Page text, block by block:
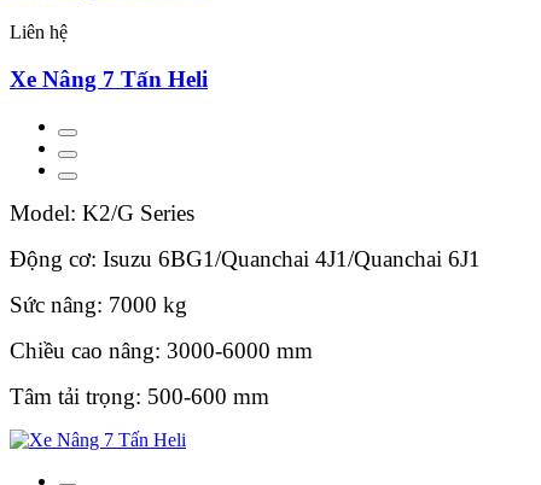
Liên hệ
Xe Nâng 7 Tấn Heli
Model: K2/G Series
Động cơ: Isuzu 6BG1/Quanchai 4J1/Quanchai 6J1
Sức nâng: 7000 kg
Chiều cao nâng: 3000-6000 mm
Tâm tải trọng: 500-600 mm